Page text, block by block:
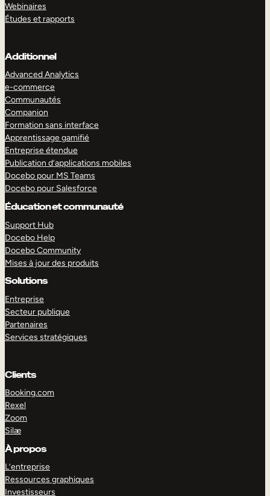
Webinaires
Études et rapports
Additionnel
Advanced Analytics
e-commerce
Communautés
Companion
Formation sans interface
Apprentissage gamifié
Entreprise étendue
Publication d’applications mobiles
Docebo pour MS Teams
Docebo pour Salesforce
Éducation et communauté
Support Hub
Docebo Help
Docebo Community
Mises à jour des produits
Solutions
Entreprise
Secteur publique
Partenaires
Services stratégiques
Clients
Booking.com
Rexel
Zoom
Silæ
À propos
L’entreprise
Ressources graphiques
Investisseurs